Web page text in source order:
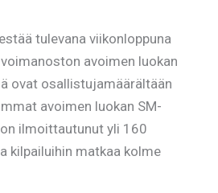
tulevana viikonloppuna
avoimen luokan
ovat osallistujamäärältään
avoimen luokan SM-
ilmoittautunut yli 160
kilpailuihin matkaa kolme